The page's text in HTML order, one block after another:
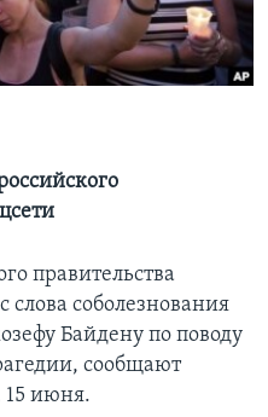
правительства
соболезнования
Байдену по поводу
сообщают
15 июня.